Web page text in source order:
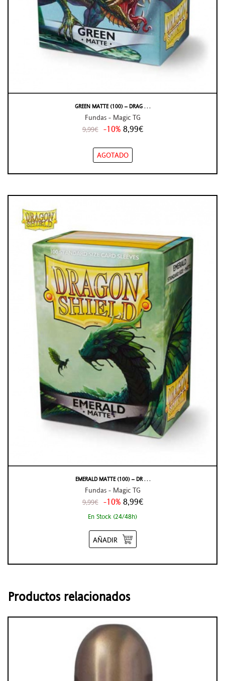
GREEN MATTE (100) – DRAG . . .
Fundas - Magic TG
9,99€ -10% 8,99€
AGOTADO
EMERALD MATTE (100) – DR . . .
Fundas - Magic TG
9,99€ -10% 8,99€
En Stock (24/48h)
AÑADIR
Productos relacionados